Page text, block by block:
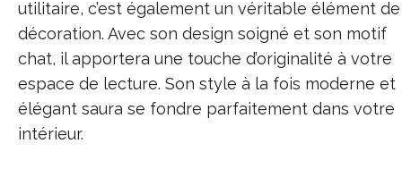
utilitaire, c’est également un véritable élément de
décoration. Avec son design soigné et son motif
chat, il apportera une touche d’originalité à votre
espace de lecture. Son style à la fois moderne et
élégant saura se fondre parfaitement dans votre
intérieur.